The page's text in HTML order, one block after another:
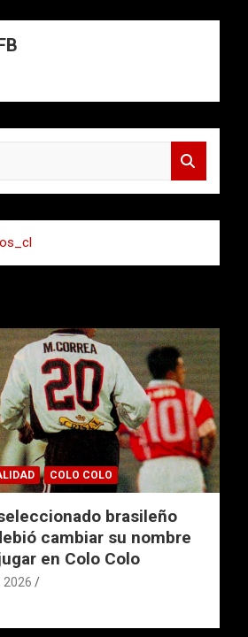
COLO COLO
brasileño
cambiar su nombre
en Colo Colo
2026